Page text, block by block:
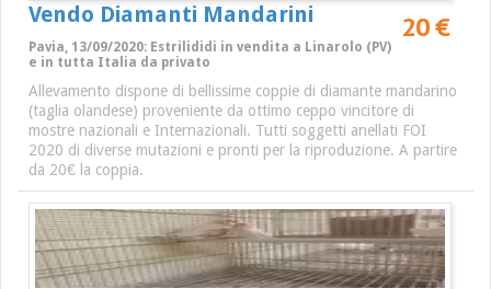
Vendo Diamanti Mandarini 20 €
Pavia, 13/09/2020: Estrilididi in vendita a Linarolo (PV)
e in tutta Italia da privato
Allevamento dispone di bellissime coppie di diamante mandarino
(taglia olandese) proveniente da ottimo ceppo vincitore di
mostre nazionali e Internazionali. Tutti soggetti anellati FOI
2020 di diverse mutazioni e pronti per la riproduzione. A partire
da 20€ la coppia.